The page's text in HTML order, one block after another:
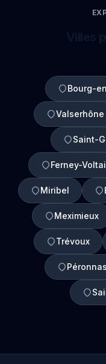
Bourg-
Valserhône
Saint-
Ferney-
Miribel
Meximieux
Trévoux
Péronnas